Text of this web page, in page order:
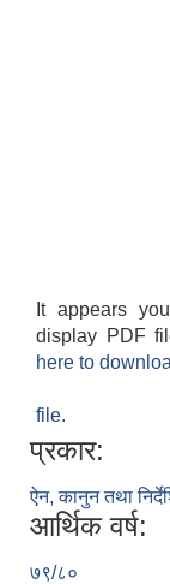
It appears
display PDF
here to
file.
प्रकार:
ऐन, कानुन तथा
आर्थिक वर्ष:
७९/८०